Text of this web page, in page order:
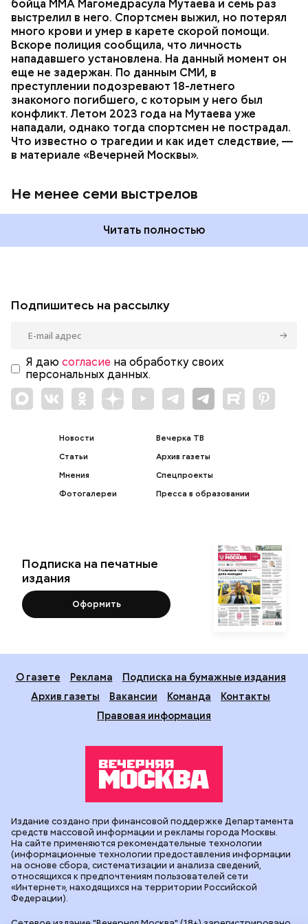
бойца ММА Магомедрасула Мутаева и семь раз
выстрелил в него. Спортсмен выжил, но потерял
много крови и умер в карете скорой помощи.
Вскоре полиция сообщила, что личность
нападавшего установлена. На данный момент он
еще не задержан. По данным СМИ, в
преступлении подозревают 18-летнего
знакомого погибшего, с которым у него был
конфликт. Летом 2023 года на Мутаева уже
нападали, однако тогда спортсмен не пострадал.
Что известно о трагедии и как идет следствие, —
в материале «Вечерней Москвы».
Не менее семи выстрелов
пострадавший умер по пути в больницу.
Читать полностью
Подпишитесь на рассылку
Я даю согласие на обработку своих
персональных данных.
Новости
Статьи
Мнения
Фотогалереи
Вечерка ТВ
Архив газеты
Спецпроекты
Пресса в образовании
Подписка на печатные
издания
Оформить
О газете Реклама
Подписка на бумажные издания
Архив газеты
Вакансии Команда
Контакты
Правовая информация
Издание создано при финансовой поддержке Департамента
средств массовой информации и рекламы города Москвы.
На сайте применяются рекомендательные технологии
(информационные технологии предоставления информации
на основе сбора, систематизации и анализа сведений,
относящихся к предпочтениям пользователей сети
«Интернет», находящихся на территории Российской
Федерации).